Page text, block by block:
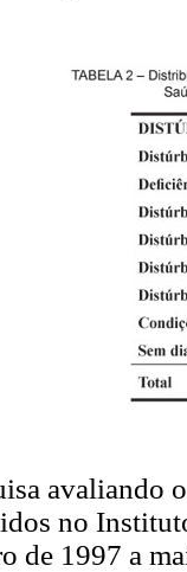
avaliando
no
de 1997 a